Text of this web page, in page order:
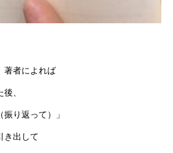
著者によれば
、
り返って）」
き出して